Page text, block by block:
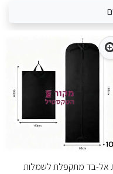
אל-בד מתקפלת לשמלות